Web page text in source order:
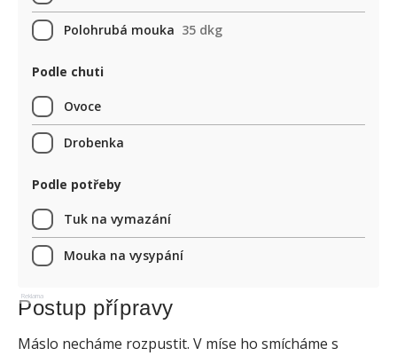
Polohrubá mouka 35 dkg
Podle chuti
Ovoce
Drobenka
Podle potřeby
Tuk na vymazání
Mouka na vysypání
Reklama
Postup přípravy
Máslo necháme rozpustit. V míse ho smícháme s